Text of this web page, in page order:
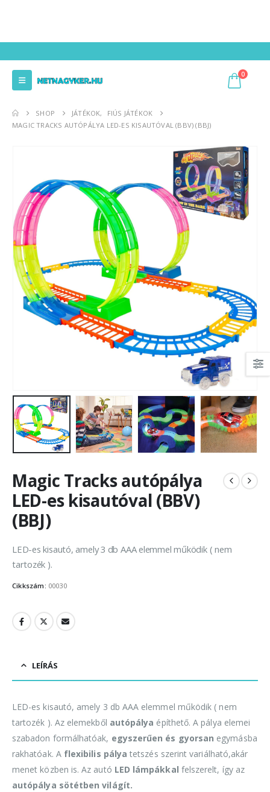
0
SHOP JÁTÉKOK,
FIÚS JÁTÉKOK
MAGIC TRACKS AUTÓPÁLYA LED-ES KISAUTÓVAL (BBV) (BBJ)
Magic Tracks autópálya
LED-es kisautóval (BBV)
(BBJ)
LED-es kisautó, amely 3 db AAA elemmel működik ( nem
tartozék ).
Cikkszám: 00030
LEÍRÁS
LED-es kisautó, amely 3 db AAA elemmel működik ( nem
tartozék ). Az elemekből autópálya építhető. A pálya elemei
szabadon formálhatóak, egyszerűen és gyorsan egymásba
rakhatóak. Aflexibilis pálya tetszés szerint variálható,akár
menet közben is. Az autó LED lámpákkal felszerelt, így az
autópálya sötétben világít.